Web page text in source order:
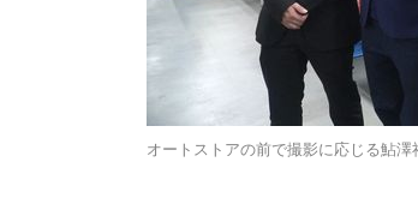
オートストアの前で撮影に応じる鮎澤